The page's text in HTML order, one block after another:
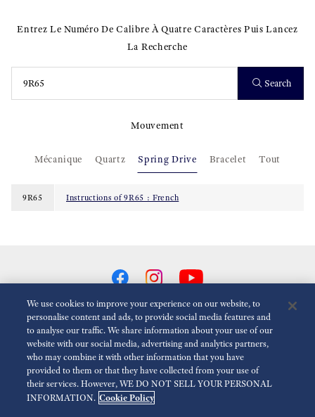
Entrez Le Numéro De Calibre À Quatre Caractères Puis Lancez
La Recherche
Search
Mouvement
Mécanique Quartz Spring Drive Bracelet Tout
9R65 Instructions of 9R65 : French
Réduire Les Animations Désactivé
Espace presse Terms of Use Politique de confidentialité
Economic Operator
We use cookies to improve your experience on our website, to
personalise content and ads, to provide social media features and
to analyse our traffic. We share information about your use of our
website with our social media, advertising and analytics partners,
who may combine it with other information that you have
provided to them or that they have collected from your use of
their services. However, WE DO NOT SELL YOUR PERSONAL
INFORMATION. Cookie Policy